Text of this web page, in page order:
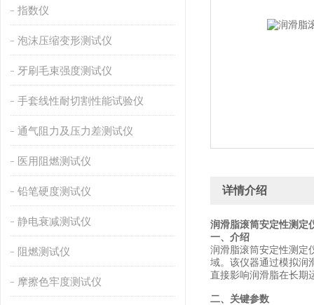
指数仪
泡沫压缩变形测试仪
牙刷毛束强度测试仪
手套线性耐切割性能试验仪
通气阻力及压力差测试仪
医用阻燃测试仪
铅笔硬度测试仪
静电衰减测试仪
阻燃测试仪
摩擦色牢度测试仪
详情介绍
润滑脂滚筒安定性测定
‌一、介绍‌
润滑脂滚筒安定性测定
域。该仪器通过模拟润
直接影响润滑脂在长期
‌二、关键参数